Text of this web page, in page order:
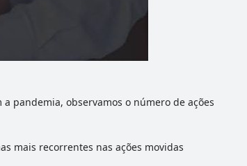
pandemia, observamos o número de ações
mais recorrentes nas ações movidas